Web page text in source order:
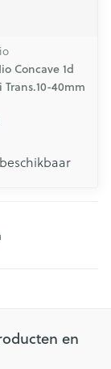
Concave 1d
40mm
en